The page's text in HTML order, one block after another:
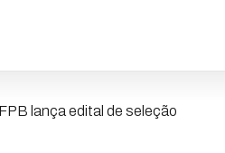
lança edital de seleção